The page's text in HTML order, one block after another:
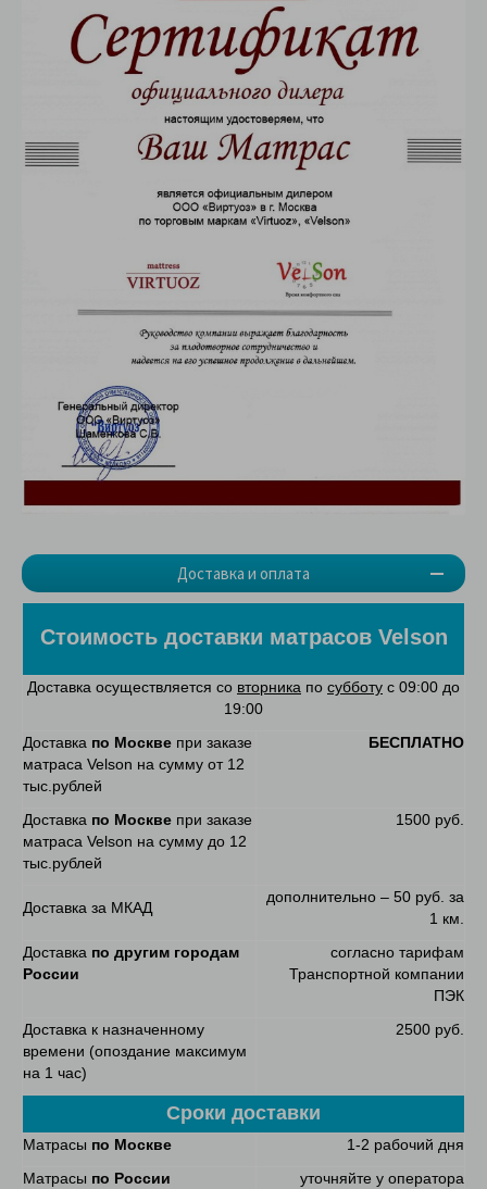
Доставка и оплата
Стоимость доставки матрасов Velson
Доставка осуществляется со вторника по субботу с 09:00 до
19:00
Доставка по Москве при заказе
матраса Velson на сумму от 12
тыс.рублей
БЕСПЛАТНО
Доставка по Москве при заказе
матраса Velson на сумму до 12
тыс.рублей
1500 руб.
Доставка за МКАД
дополнительно – 50 руб. за
1 км.
Доставка по другим городам
России
согласно тарифам
Транспортной компании
ПЭК
Доставка к назначенному
времени (опоздание максимум
на 1 час)
2500 руб.
Сроки доставки
Матрасы по Москве
1-2 рабочий дня
Матрасы по России уточняйте у оператора